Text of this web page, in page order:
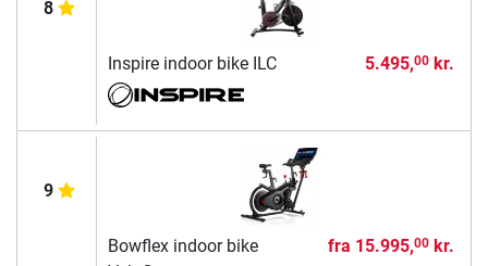
8
Inspire indoor bike ILC 5.495,00kr.
9
Bowflex indoor bike
fra 15.995,00kr.